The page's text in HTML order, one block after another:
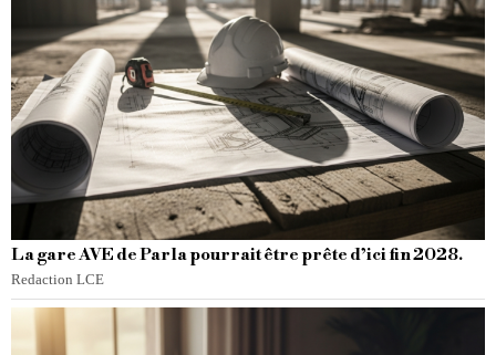
La gare AVE de Parla pourrait être prête d’ici fin 2028.
Redaction LCE